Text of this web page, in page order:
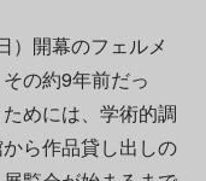
）開幕のフェルメ
の約9年前だっ
めには、学術的調
ら作品貸し出しの